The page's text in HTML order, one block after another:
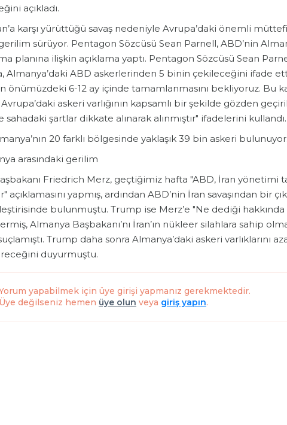
açıkladı.
karşı yürüttüğü savaş nedeniyle Avrupa’daki önemli
sürüyor. Pentagon Sözcüsü Sean Parnell, ABD’nin
planına ilişkin açıklama yaptı. Pentagon Sözcüsü Sean
Almanya’daki ABD askerlerinden 5 binin çekileceğini ifade
önümüzdeki 6-12 ay içinde tamamlanmasını bekliyoruz. Bu
Avrupa’daki askeri varlığının kapsamlı bir şekilde gözden
sahadaki şartlar dikkate alınarak alınmıştır" ifadelerini kullandı.
20 farklı bölgesinde yaklaşık 39 bin askeri bulunuyor.
arasındaki gerilim
Friedrich Merz, geçtiğimiz hafta "ABD, İran yönetimi
açıklamasını yapmış, ardından ABD’nin İran savaşından bir
bulunmuştu. Trump ise Merz’e "Ne dediği
vermiş, Almanya Başbakanı’nı İran’ın nükleer silahlara sahip
Trump daha sonra Almanya’daki askeri varlıklarını
duyurmuştu.
yapabilmek için üye girişi yapmanız gerekmektedir.
Üye değilseniz hemen üye olun veya giriş yapın.
POLİTİKA